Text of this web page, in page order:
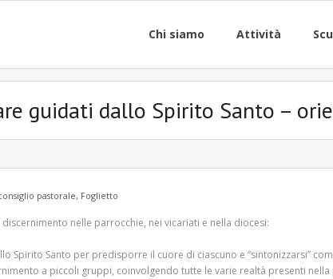
Chi siamo Attività
guidati dallo Spirito Santo –
pastorale, Foglietto
nelle parrocchie, nei vicariati e nella diocesi:
Spirito Santo per predisporre il cuore di ciascuno e “sintonizzarsi”
a piccoli gruppi, coinvolgendo tutte le varie realtà presenti